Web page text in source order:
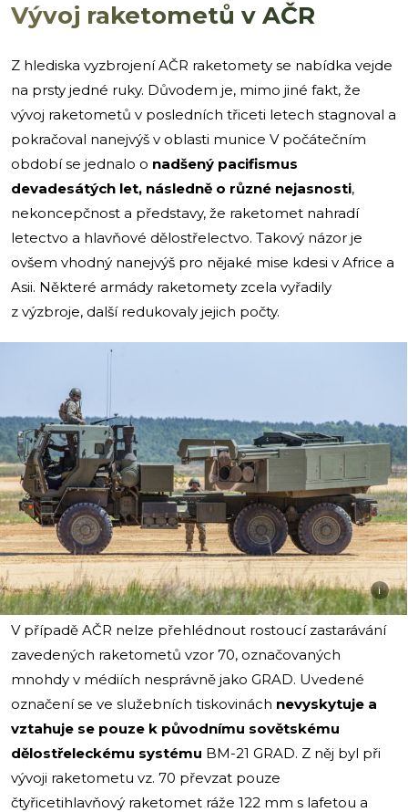
Vývoj raketometů v AČR
Z hlediska vyzbrojení AČR raketomety se nabídka vejde
na prsty jedné ruky. Důvodem je, mimo jiné fakt, že
vývoj raketometů v posledních třiceti letech stagnoval a
pokračoval nanejvýš v oblasti munice V počátečním
období se jednalo o nadšený pacifismus
devadesátých let, následně o různé nejasnosti,
nekoncepčnost a představy, že raketomet nahradí
letectvo a hlavňové dělostřelectvo. Takový názor je
ovšem vhodný nanejvýš pro nějaké mise kdesi v Africe a
Asii. Některé armády raketomety zcela vyřadily
z výzbroje, další redukovaly jejich počty.
i
V případě AČR nelze přehlédnout rostoucí zastarávání
zavedených raketometů vzor 70, označovaných
mnohdy v médiích nesprávně jako GRAD. Uvedené
označení se ve služebních tiskovinách nevyskytuje a
vztahuje se pouze k původnímu sovětskému
dělostřeleckému systému BM-21 GRAD. Z něj byl při
vývoji raketometu vz. 70 převzat pouze
čtyřicetihlavňový raketomet ráže 122 mm s lafetou a